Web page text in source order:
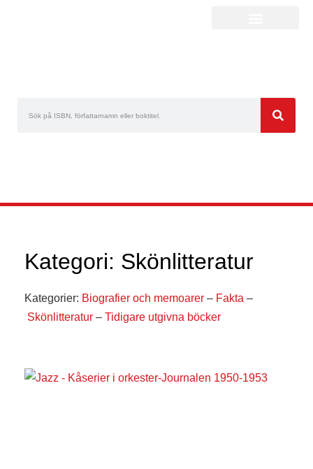
Kategori: Skönlitteratur
Kategorier: Biografier och memoarer – Fakta –
Skönlitteratur – Tidigare utgivna böcker